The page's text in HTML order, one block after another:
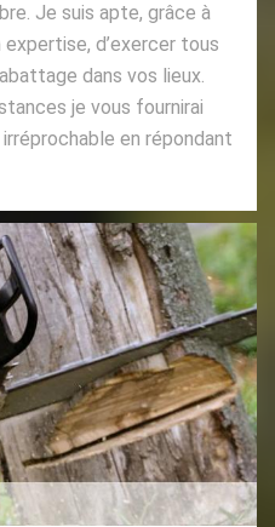
Je suis apte, grâce à
d’exercer tous
dans vos lieux.
je vous fournirai
en répondant